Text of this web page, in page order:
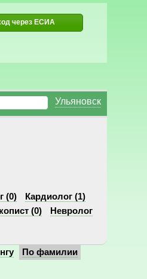
через ЕСИА
Ульяновск
(0)
Кардиолог (1)
(0)
Невролог
По фамилии